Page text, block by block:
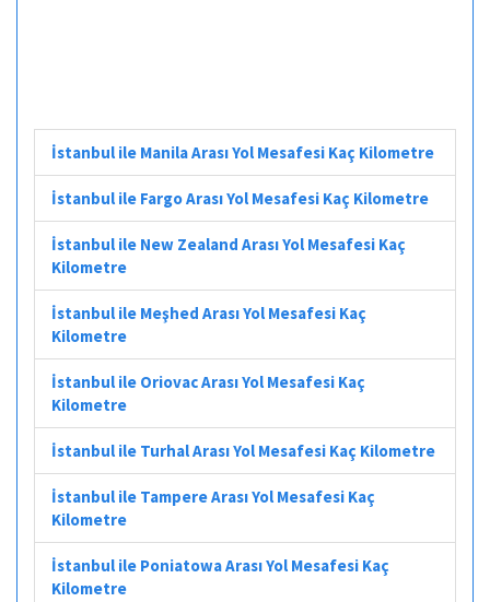
İstanbul ile Manila Arası Yol Mesafesi Kaç Kilometre
İstanbul ile Fargo Arası Yol Mesafesi Kaç Kilometre
İstanbul ile New Zealand Arası Yol Mesafesi Kaç
Kilometre
İstanbul ile Meşhed Arası Yol Mesafesi Kaç
Kilometre
İstanbul ile Oriovac Arası Yol Mesafesi Kaç
Kilometre
İstanbul ile Turhal Arası Yol Mesafesi Kaç Kilometre
İstanbul ile Tampere Arası Yol Mesafesi Kaç
Kilometre
İstanbul ile Poniatowa Arası Yol Mesafesi Kaç
Kilometre